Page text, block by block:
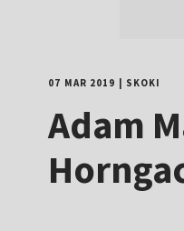
07 MAR 2019 SKOKI
Adam